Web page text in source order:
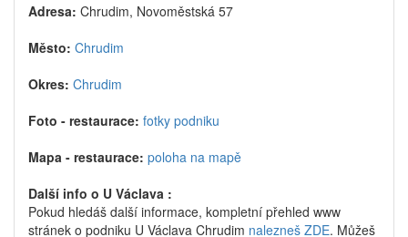
Adresa: Chrudim, Novoměstská 57
Město: Chrudim
Okres: Chrudim
Foto - restaurace: fotky podniku
Mapa - restaurace: poloha na mapě
Další info o U Václava :
Pokud hledáš další informace, kompletní přehled www
stránek o podniku U Václava Chrudim nalezneš ZDE. Můžeš